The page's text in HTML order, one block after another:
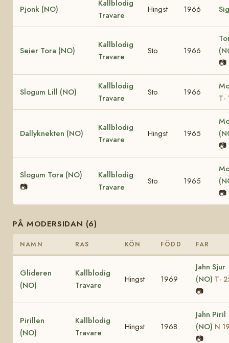
Pjonk (NO)
Kallblodig
Travare
Hingst 1966
Seier Tora (NO)
Kallblodig
Travare
Sto 1966
📷
Slogum Lill (NO)
Kallblodig
Travare
Sto 1966
T-
Dallyknekten (NO)
Kallblodig
Travare
Hingst 1965
📷
Slogum Tora (NO)
📷
Kallblodig
Travare
Sto 1965
📷
PÅ MODERSIDAN (6)
NAMN RAS KÖN FÖDD FAR
Glideren
(NO)
Kallblodig
Travare
Hingst 1969
Jahn Sjur
(NO) T-
📷
Pirillen
(NO)
Kallblodig
Travare
Hingst 1968
Jahn Piril
(NO) N
📷